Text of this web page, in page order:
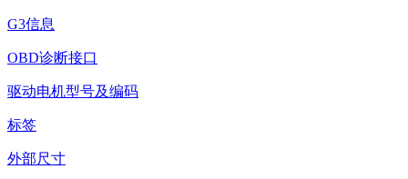
G3信息
OBD诊断接口
驱动电机型号及编码
标签
外部尺寸